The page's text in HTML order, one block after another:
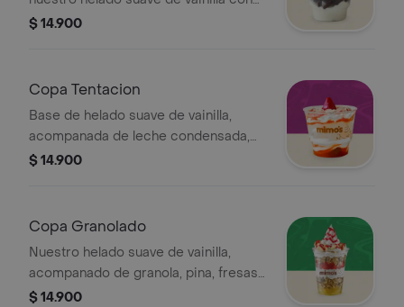
un toque de salsa de chocolate
$ 14.900
Copa Tentacion
Base de helado suave de vainilla,
acompanada de leche condensada,
galleta Macarena y fresas en almibar
$ 14.900
Copa Granolado
Nuestro helado suave de vainilla,
acompanado de granola, pina, fresas
y banano; con un toque de salsa de
$ 14.900